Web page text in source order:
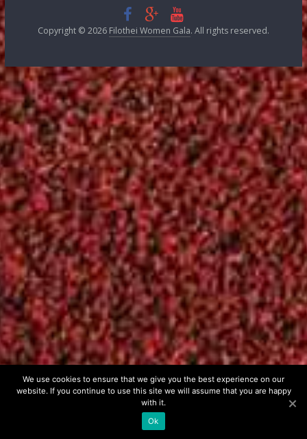
FILOTHEI WOMEN GALA 2007
FILOTHEI WOMEN GALA 2006
FILOTHEI WOMEN GALA 2004
FILOTHEI WOMEN GALA 2003
FILOTHEI WOMEN GALA 2002
FILOTHEI WOMEN GALA 2001
FILOTHEI WOMEN GALA 2000
ΟΡΟΙ ΣΥΜΜΕΤΟΧΗΣ ΣΤΟ Α΄ ΔΙΑΓΩΝΙΣΜΟ
ΟΡΟΙ ΣΥΜΜΕΤΟΧΗΣ ΣΤΟ Β΄ ΔΙΑΓΩΝΙΣΜΟ
ΕΠΙΚΟΙΝΩΝΙΑ
Copyright © 2026Filothei Women Gala. All rights reserved.